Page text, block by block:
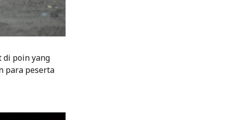
di poin yang
para peserta